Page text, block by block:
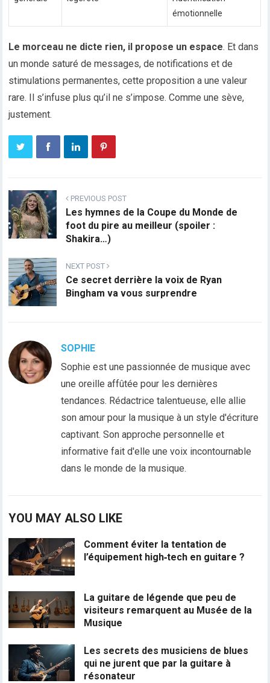
émotionnelle
Le morceau ne dicte rien, il propose un espace. Et dans
un monde saturé de messages, de notifications et de
stimulations permanentes, cette proposition a une valeur
rare. Il s’infuse plus qu’il ne s’impose. Comme une sève,
justement.
PREVIOUS POST
Les hymnes de la Coupe du Monde de
foot du pire au meilleur (spoiler :
Shakira…)
NEXT POST
Ce secret derrière la voix de Ryan
Bingham va vous surprendre
SOPHIE
Sophie est une passionnée de musique avec
une oreille affûtée pour les dernières
tendances. Rédactrice talentueuse, elle allie
son amour pour la musique à un style d'écriture
captivant. Son approche personnelle et
informative fait d'elle une voix incontournable
dans le monde de la musique.
YOU MAY ALSO LIKE
Comment éviter la tentation de
l’équipement high‑tech en guitare ?
La guitare de légende que peu de
visiteurs remarquent au Musée de la
Musique
Les secrets des musiciens de blues
qui ne jurent que par la guitare à
résonateur